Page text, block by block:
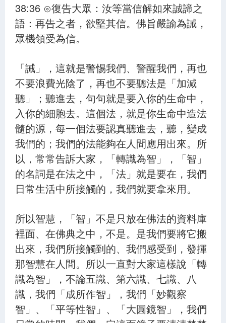
38:36 ⊙復告大眾：汝等當信解如來誠諦之
語：再告之者，欲堅其信。佛旨嚴諭為誡，
眾機領受為信。
「誡」，這就是警惕我們、警醒我們，再也
不要浪費光陰了，再也不要聽法是「加減
聽」；聽進去，句句就是要入你的生命中，
入你的細胞去。這個法，就是你生命中造法
髓的源，每一個法要認真聽進去，聽，變成
我們的；我們的法能夠在人間應用出來。所
以，常常告訴大家，「轉識為智」，「智」
的名詞是在法之中，「法」就是要在，我們
日常生活中所接觸的，我們就要拿來用。
所以智慧，「智」不是只放在佛法的資料庫
裡面、在佛典之中，不是。是我們要將它搬
出來，我們所接觸到的、我們感受到，發揮
那智慧在人間。所以一直對大家這樣說「轉
識為智」，不論五識、第六識、七識、八
識，我們「成所作智」，我們「妙觀察
智」、「平等性智」、「大圓鏡智」，我們